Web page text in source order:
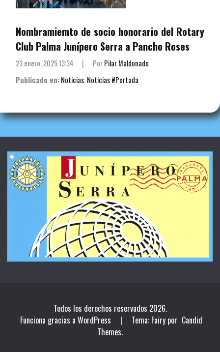
Nombramiemto de socio honorario del Rotary
Club Palma Junípero Serra a Pancho Roses
23 enero, 2025 13:34 | PorPilar Maldonado
Publicado en:Noticias, Noticias #Portada
Todos los derechos reservados 2026.
Funciona gracias a WordPress
| Tema: Fairy por Candid
Themes.